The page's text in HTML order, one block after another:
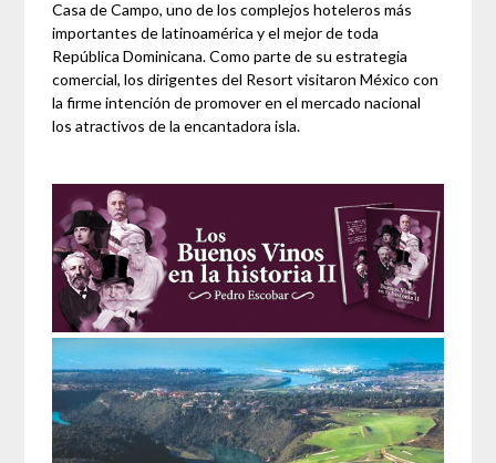
Casa de Campo, uno de los complejos hoteleros más
importantes de latinoamérica y el mejor de toda
República Dominicana. Como parte de su estrategia
comercial, los dirigentes del Resort visitaron México con
la firme intención de promover en el mercado nacional
los atractivos de la encantadora isla.